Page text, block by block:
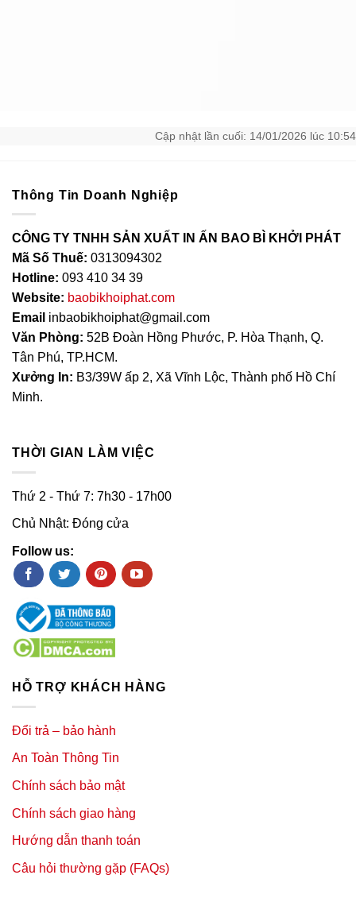
Cập nhật lần cuối: 14/01/2026 lúc 10:54
Thông Tin Doanh Nghiệp
CÔNG TY TNHH SẢN XUẤT IN ẤN BAO BÌ KHỞI PHÁT
Mã Số Thuế: 0313094302
Hotline: 093 410 34 39
Website: baobikhoiphat.com
Email inbaobikhoiphat@gmail.com
Văn Phòng: 52B Đoàn Hồng Phước, P. Hòa Thạnh, Q.
Tân Phú, TP.HCM.
Xưởng In: B3/39W ấp 2, Xã Vĩnh Lộc, Thành phố Hồ Chí
Minh.
THỜI GIAN LÀM VIỆC
Thứ 2 - Thứ 7: 7h30 - 17h00
Chủ Nhật: Đóng cửa
Follow us:
HỖ TRỢ KHÁCH HÀNG
Đổi trả – bảo hành
An Toàn Thông Tin
Chính sách bảo mật
Chính sách giao hàng
Hướng dẫn thanh toán
Câu hỏi thường gặp (FAQs)